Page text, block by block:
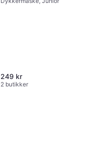
249 kr
2 butikker